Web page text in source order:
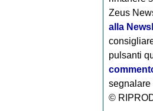
Zeus
alla
pulsanti
segnalare
©